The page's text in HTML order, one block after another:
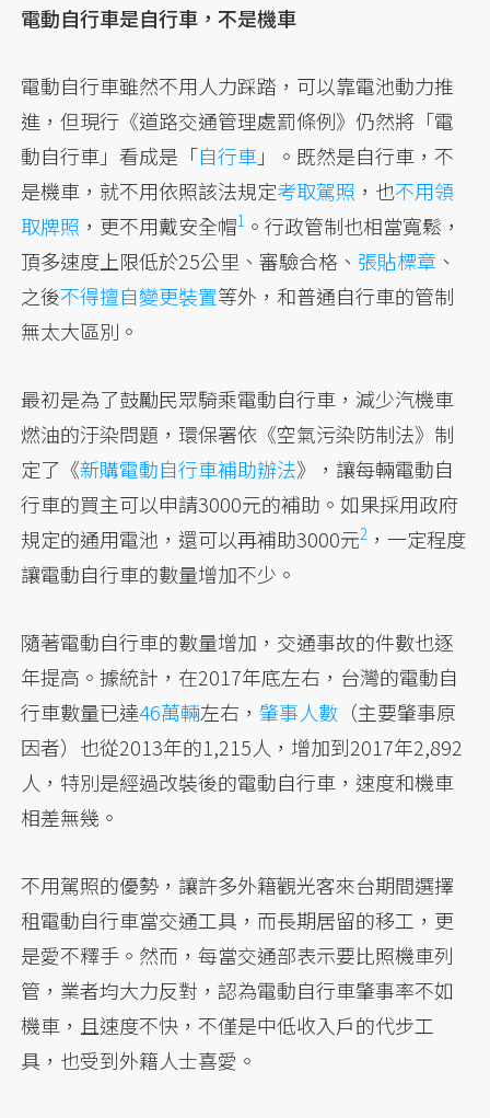
電動自行車是自行車，不是機車
電動自行車雖然不用人力踩踏，可以靠電池動力推
進，但現行《道路交通管理處罰條例》仍然將「電
動自行車」看成是「自行車」。既然是自行車，不
是機車，就不用依照該法規定考取駕照 ，也不用領
取牌照 ，更不用戴安全帽1 。行政管制也相當寬鬆，
頂多速度上限低於25公里、審驗合格、 張貼標章 、
之後不得擅自變更裝置等外，和普通自行車的管制
無太大區別。
最初是為了鼓勵民眾騎乘電動自行車，減少汽機車
燃油的汙染問題，環保署依《空氣污染防制法》制
定了《新購電動自行車補助辦法》，讓每輛電動自
行車的買主可以申請3000元的補助。如果採用政府
規定的通用電池，還可以再補助3000元2 ，一定程度
讓電動自行車的數量增加不少。
隨著電動自行車的數量增加，交通事故的件數也逐
年提高。據統計，在2017年底左右，台灣的電動自
行車數量已達46萬輛左右， 肇事人數 （主要肇事原
因者）也從2013年的1,215人，增加到2017年2,892
人，特別是經過改裝後的電動自行車，速度和機車
相差無幾。
不用駕照的優勢，讓許多外籍觀光客來台期間選擇
租電動自行車當交通工具，而長期居留的移工，更
是愛不釋手。然而，每當交通部表示要比照機車列
管，業者均大力反對，認為電動自行車肇事率不如
機車，且速度不快，不僅是中低收入戶的代步工
具，也受到外籍人士喜愛。